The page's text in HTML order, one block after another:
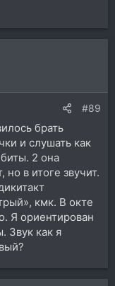
#89
брать
и слушать как
2 она
но в итоге звучит.
кмк. В окте
Я ориентирован
Звук как я